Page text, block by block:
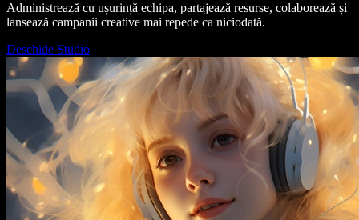
Administrează cu ușurință echipa, partajează resurse, colaborează și
lansează campanii creative mai repede ca niciodată.
Deschide Studio